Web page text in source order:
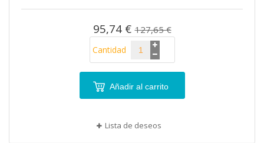
imágenes
95,74 € 127,65 €
Cantidad
Añadir al carrito
Lista de deseos